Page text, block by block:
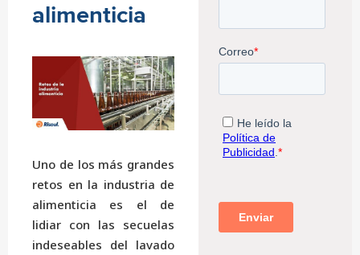
alimenticia
Uno de los más grandes
retos en la industria de
alimenticia es el de
lidiar con las secuelas
indeseables del lavado